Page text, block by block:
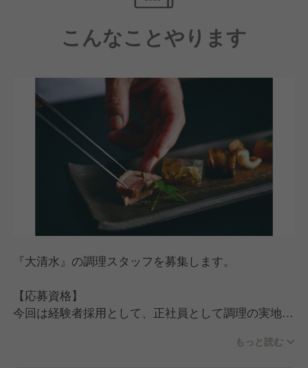
【最高の労働環境！】
年間休日は120日で、繁忙期と閑散期に応じて月8〜
あわせて年2回のリフレッシュ休暇制度があり、公休
と有給を合わせて最大8日間の長期休暇を取得するこ
ともできます。
※もちろん制度があるだけで終わることなく、現場で
もしっかり休みを取らせてくれる環境なのでご安心く
「飲食の仕事は夜遅くて休みが少ない」というイメー
ジをお持ちの方にとって、これは大きな魅力のひとつ
かと思います。
また、当社では飲食業界ではよくある「みなし残業」
がなく、残業代は別途支給となります。
賞与は業績賞与2回と決算賞与1回の年3回支給と、頑
張りがしっかり還元される環境です。
こんなことやります
『大清水』の調理スタッフを募集します。
【応募資格】
今回は経験者採用として、正社員として調理の実地経
経験は浅くても大丈夫ですが、メニュー考案やマネジ
もっと読む